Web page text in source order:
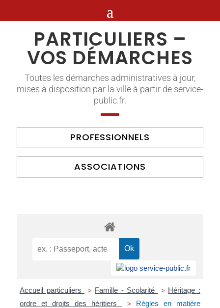
PARTICULIERS –
VOS DÉMARCHES
Toutes les démarches administratives à jour,
mises à disposition par la ville à partir de service-
public.fr.
PROFESSIONNELS
ASSOCIATIONS
Accueil particuliers > Famille - Scolarité > Héritage :
ordre et droits des héritiers
>
Règles en matière